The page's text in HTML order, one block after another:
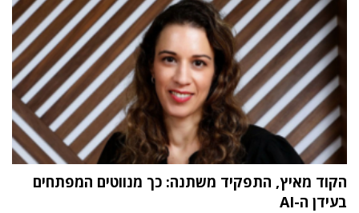
הקוד מאיץ, התפקיד משתנה: כך מנווטים המפתחים
בעידן ה-AI